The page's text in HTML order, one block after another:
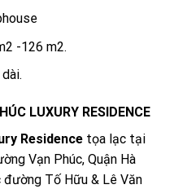
-126 m2.
LUXURY RESIDENCE
Residence tọa lạc tại
Vạn Phúc, Quận Hà
Tố Hữu & Lê Văn